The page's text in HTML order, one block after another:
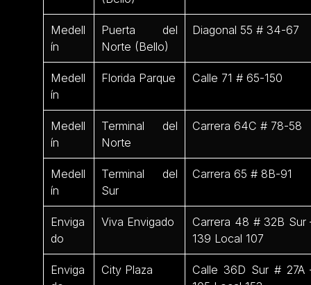
Medell
ín
Puerta del
Norte (Bello)
Diagonal 55 # 34-67
Medell
ín
Florida Parque Calle 71 # 65-150
Medell
ín
Terminal del
Norte
Carrera 64C # 78-58
Medell
ín
Terminal del
Sur
Carrera 65 # 8B-91
Enviga
do
Viva Envigado
Carrera 48 # 32B Sur
139 Local 107
Enviga
City Plaza
Calle 36D Sur # 27A